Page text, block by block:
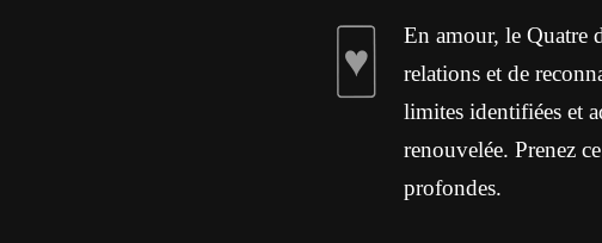
En amour, le Quatre
relations et de
limites identifiées et
renouvelée. Prenez
profondes.